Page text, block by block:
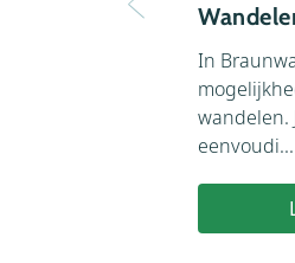
In
wandelen.
eenvoudi...